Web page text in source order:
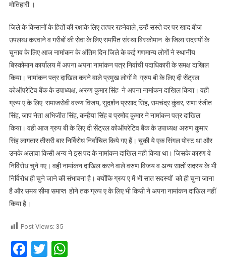
मोतिहारी ।
जिले के किसानों के हितों की रक्षाके लिए तत्पर रहनेवाले ,उन्हें सस्ते दर पर खाद बीज
उपलब्ध करवाने व गरीबों की सेवा के लिए समर्पित संस्था बिस्कोमान के जिला सदस्यों के
चुनाव के लिए आज नामांकन के अंतिम दिन जिले के कई गणमान्य लोगों ने स्थानीय
बिस्कोमान कार्यालय में अपना अपना नामांकन पत्र निर्वाची पदाधिकारी के समक्ष दाखिल
किया। नामांकन पत्र दाखिल करने वाले प्रमुख लोगों मे ग्रुप बी के लिए दी सेंट्रल
कोऑपरेटिव बैंक के उपाध्यक्ष, अरुण कुमार सिंह ने अपना नामांकन दाखिल किया। वही
ग्रुप ए के लिए समाजसेवी वरुण विजय, सुदर्शन प्रसाद सिंह, रामचंद्र कुंवर, राणा रंजीत
सिंह, जाप नेता अभिजीत सिंह, कन्हैया सिंह व प्रमोद कुमार ने नामांकन पत्र दाखिल
किया। वही आज ग्रुप बी के लिए दी सेंट्रल कोऑपरेटिव बैंक के उपाध्यक्ष अरुण कुमार
सिंह लागतार तीसरी बार निर्विरोध निर्वाचित किये गए हैं। चुकी ये एक सिंगल पोस्ट था और
उनके अलावा किसी अन्य ने इस पद के नामांकन दाखिल नही किया था। जिसके कारण वे
निर्विरोध चुने गए। वही नामांकन दाखिल करने वाले वरुण विजय व अन्य सातों सदस्य के भी
निर्विरोध ही चुने जाने की संभावना है। क्योंकि ग्रुप ए में भी सात सदस्यों को ही चुना जाना
है और समय सीमा समाप्त होने तक ग्रुप ए के लिए भी किसी ने अपना नामांकन दाखिल नहीं
किया है।
Post Views: 35
Facebook
TwitterWhatsApp